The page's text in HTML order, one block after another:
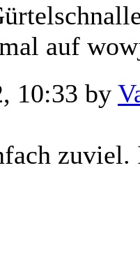
auf
10:33 by
zuviel.